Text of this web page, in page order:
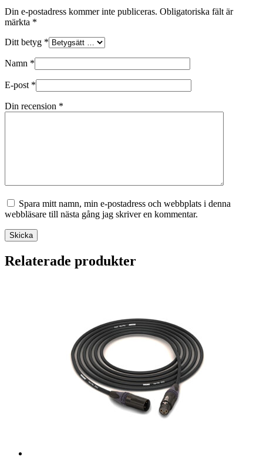
Din e-postadress kommer inte publiceras. Obligatoriska fält är
märkta *
Ditt betyg *
Namn *
E-post *
Din recension *
Spara mitt namn, min e-postadress och webbplats i denna
webbläsare till nästa gång jag skriver en kommentar.
Skicka
Relaterade produkter